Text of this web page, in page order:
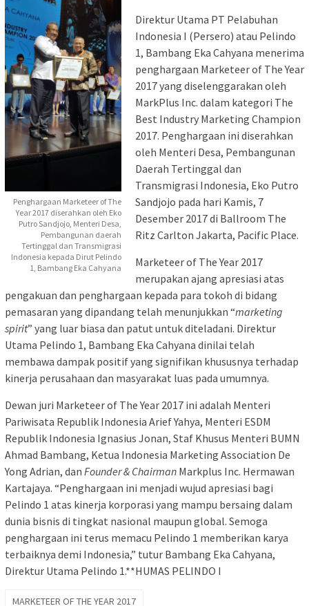
Penghargaan Marketeer of The
Year 2017 diserahkan oleh Eko
Putro Sandjojo, Menteri Desa,
Pembangunan daerah
Tertinggal dan Transmigrasi
Indonesia kepada Dirut Pelindo
1, Bambang Eka Cahyana
Direktur Utama PT Pelabuhan
Indonesia I (Persero) atau Pelindo
1, Bambang Eka Cahyana menerima
penghargaan Marketeer of The Year
2017 yang diselenggarakan oleh
MarkPlus Inc. dalam kategori The
Best Industry Marketing Champion
2017. Penghargaan ini diserahkan
oleh Menteri Desa, Pembangunan
Daerah Tertinggal dan
Transmigrasi Indonesia, Eko Putro
Sandjojo pada hari Kamis, 7
Desember 2017 di Ballroom The
Ritz Carlton Jakarta, Pacific Place.
Marketeer of The Year 2017
merupakan ajang apresiasi atas
pengakuan dan penghargaan kepada para tokoh di bidang
pemasaran yang dipandang telah menunjukkan “marketing
spirit” yang luar biasa dan patut untuk diteladani. Direktur
Utama Pelindo 1, Bambang Eka Cahyana dinilai telah
membawa dampak positif yang signifikan khususnya terhadap
kinerja perusahaan dan masyarakat luas pada umumnya.
Dewan juri Marketeer of The Year 2017 ini adalah Menteri
Pariwisata Republik Indonesia Arief Yahya, Menteri ESDM
Republik Indonesia Ignasius Jonan, Staf Khusus Menteri BUMN
Ahmad Bambang, Ketua Indonesia Marketing Association De
Yong Adrian, dan Founder & Chairman Markplus Inc. Hermawan
Kartajaya. “Penghargaan ini menjadi wujud apresiasi bagi
Pelindo 1 atas kinerja korporasi yang mampu bersaing dalam
dunia bisnis di tingkat nasional maupun global. Semoga
penghargaan ini terus memacu Pelindo 1 memberikan karya
terbaiknya demi Indonesia,” tutur Bambang Eka Cahyana,
Direktur Utama Pelindo 1.**HUMAS PELINDO I
MARKETEER OF THE YEAR 2017